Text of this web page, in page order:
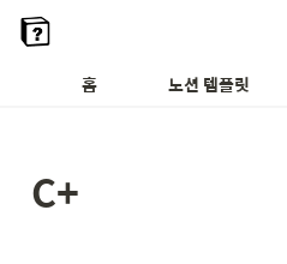
홈 노션 템플릿
C+